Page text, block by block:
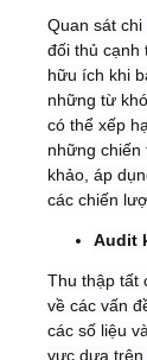
Quan sát
đối thủ cạnh
hữu ích khi
những từ
có thể xếp
những chiến
khảo, áp
các chiến
Audit
Thu thập tất
về các vấn
các số liệu
vực dựa